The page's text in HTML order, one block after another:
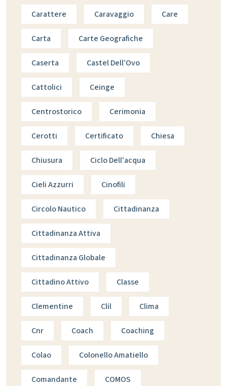
Carattere Caravaggio Care
Carta Carte Geografiche
Caserta Castel Dell'Ovo
Cattolici Ceinge
Centrostorico Cerimonia
Cerotti Certificato Chiesa
Chiusura Ciclo Dell'acqua
Cieli Azzurri Cinofili
Circolo Nautico Cittadinanza
Cittadinanza Attiva
Cittadinanza Globale
Cittadino Attivo Classe
Clementine Clil Clima
Cnr Coach Coaching
Colao Colonello Amatiello
Comandante COMOS